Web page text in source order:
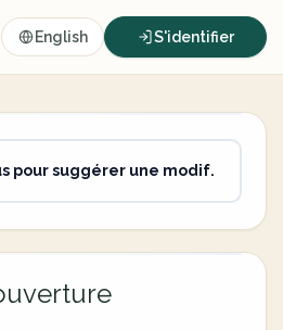
English S'identifier
pour suggérer une modif.